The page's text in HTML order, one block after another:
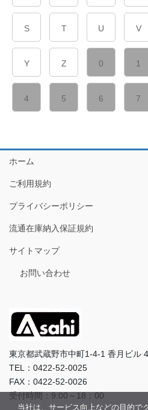
S T U V
Y Z 0 1
4 5 6 7
ホーム
ご利用規約
プライバシーポリシー
流通在庫納入保証規約
サイトマップ
お問い合わせ
東京都武蔵野市中町1-4-1 香月ビル
TEL：0422-52-0025
FAX：0422-52-0026
受付時間：9:00～18：00
当社は、サービス向上などの目的で